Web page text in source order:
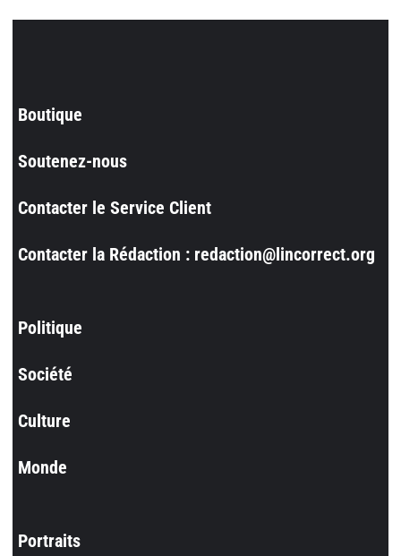
Boutique
Soutenez-nous
Contacter le Service Client
Contacter la Rédaction : redaction@lincorrect.org
Politique
Société
Culture
Monde
Portraits